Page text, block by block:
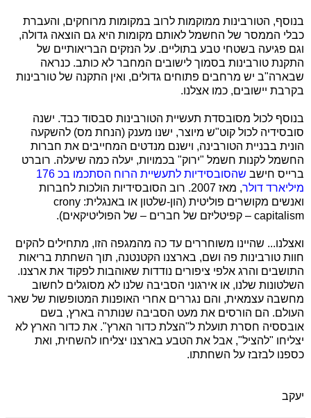
בנוסף, הטורבינות ממוקמות לרוב במקומות מרוחקים, והעברת
כבלי הממסר של החשמל לאותם מקומות היא גם הוצאה גדולה,
וגם פגיעה בשטחי טבע בתוליים. על הנזקים הבריאותיים של
התקנת טורבינות בסמוך לישובים המחבר לא כותב. כנראה
שבארה"ב יש מרחבים פתוחים גדולים, ואין התקנה של טורבינות
בקרבת יישובים, כמו אצלנו.
בנוסף לכול מסובסדת תעשיית הטורבינות סבסוד כבד. ישנה
סובסידיה לכול קוט"ש מיוצר, ישנו מענק (הנחת מס) להשקעה
הונית בבניית הטורבינה, וישנם מנדטים המחייבים את חברות
החשמל לקנות חשמל "ירוק" בכמויות, יעלה כמה שיעלה. רוברט
ברייס חישב
שהסובסידיות לתעשיית הרוח הסתכמו בכ 176
מיליארד דולר
, מאז 2007. רוב הסובסידיות הולכות לחברות
ואנשים מקושרים פוליטית (הון-שלטון או באנגלית: crony
capitalism – קפיטליזם של חברים – של הפוליטיקאים).
ואצלנו... שהיינו משוחררים עד כה מהמגפה הזו, מתחילים להקים
חוות טורבינות פה ושם, בארצנו הקטנטנה, תוך השחתת בריאות
התושבים והרג אלפי ציפורים נודדות שאוהבות לפקוד את ארצנו.
השלטונות שלנו, או אירגוני הסביבה שלנו לא מסוגלים לחשוב
מחשבה עצמאית, והם נגררים אחרי האופנות המטופשות של שאר
העולם. הם הורסים את מעט הסביבה שנותרה בארץ, בשם
אובססיה חסרת תועלת ל"הצלת כדור הארץ". את כדור הארץ לא
יצליחו "להציל", אבל את הטבע בארצנו יצליחו להשחית, ואת
כספנו לבזבז על השחתתו.
יעקב